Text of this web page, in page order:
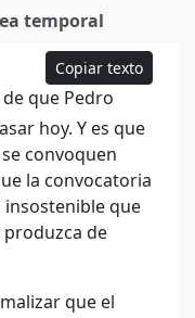
temporal
Copiar texto
que Pedro
hoy. Y es que
convoquen
la convocatoria
insostenible que
produzca de
que el